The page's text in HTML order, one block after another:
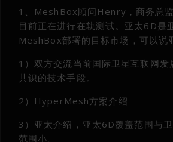
1、MeshBox顾问Henry，商务总
目前正在进行在轨测试。亚太6D是
MeshBox部署的目标市场，可以说
1）双方交流当前国际卫星互联网
共识的技术手段。
2）HyperMesh方案介绍
3）亚太介绍，亚太6D覆盖范围与
范围小。